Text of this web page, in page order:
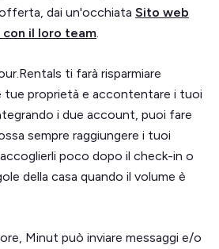
dai un'occhiata Sito web
con il loro team
ti farà risparmiare
tue proprietà e accontentare i tuoi
i due account, puoi fare
sempre raggiungere i tuoi
poco dopo il check-in o
della casa quando il volume è
Minut può inviare messaggi e/o